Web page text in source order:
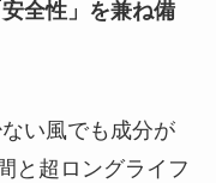
全性」を兼ね備
い風でも成分が
と超ロングライフ